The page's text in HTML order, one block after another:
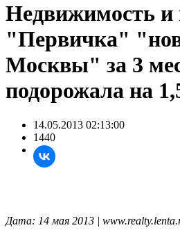
Недвижимость и
"Первичка"
Москвы" за 3
подорожала на
14.05.2013 02:13:00
1440
Дата: 14 мая 2013 |